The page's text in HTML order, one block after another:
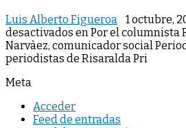
Luis Alberto Figueroa 1 octubre,
desactivados en Por el columnista
Narvàez, comunicador social
periodistas de Risaralda Pri
Meta
Acceder
Feed de entradas